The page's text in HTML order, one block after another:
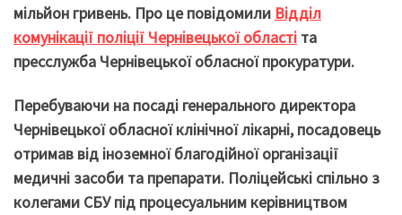
мільйон гривень. Про це повідомили Відділ
комунікації поліції Чернівецької області та
пресслужба Чернівецької обласної прокуратури.
Перебуваючи на посаді генерального директора
Чернівецької обласної клінічної лікарні, посадовець
отримав від іноземної благодійної організації
медичні засоби та препарати. Поліцейські спільно з
колегами СБУ під процесуальним керівництвом